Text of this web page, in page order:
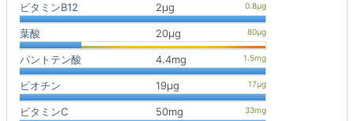
ビタミンB12 2μg
葉酸 20μg
パントテン酸 4.4mg
ビオチン 19μg
ビタミンC 50mg